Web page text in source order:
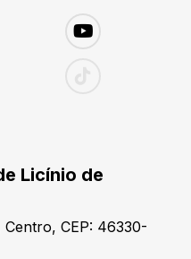
Licínio de
CEP: 46330-